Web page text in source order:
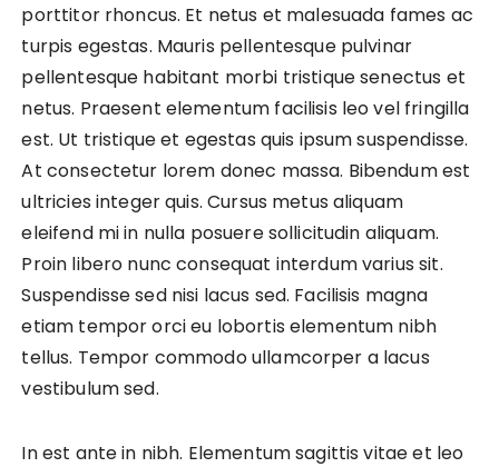
porttitor rhoncus. Et netus et malesuada fames ac
turpis egestas. Mauris pellentesque pulvinar
pellentesque habitant morbi tristique senectus et
netus. Praesent elementum facilisis leo vel fringilla
est. Ut tristique et egestas quis ipsum suspendisse.
At consectetur lorem donec massa. Bibendum est
ultricies integer quis. Cursus metus aliquam
eleifend mi in nulla posuere sollicitudin aliquam.
Proin libero nunc consequat interdum varius sit.
Suspendisse sed nisi lacus sed. Facilisis magna
etiam tempor orci eu lobortis elementum nibh
tellus. Tempor commodo ullamcorper a lacus
vestibulum sed.
In est ante in nibh. Elementum sagittis vitae et leo